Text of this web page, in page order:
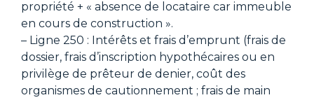
propriété + « absence de locataire car immeuble
en cours de construction ».
– Ligne 250 : Intérêts et frais d’emprunt (frais de
dossier, frais d’inscription hypothécaires ou en
privilège de prêteur de denier, coût des
organismes de cautionnement ; frais de main